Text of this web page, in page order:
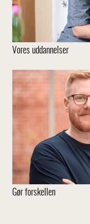
Vores uddannelser
Gør forskellen